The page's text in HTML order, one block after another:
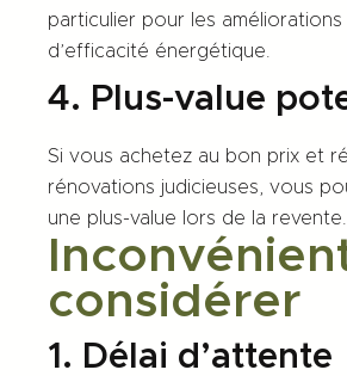
particulier pour les améliorations
d’efficacité énergétique.
4. Plus-value
Si vous achetez au bon prix et
rénovations judicieuses, vous
une plus-value lors de la revente.
considérer
1. Délai d’attente